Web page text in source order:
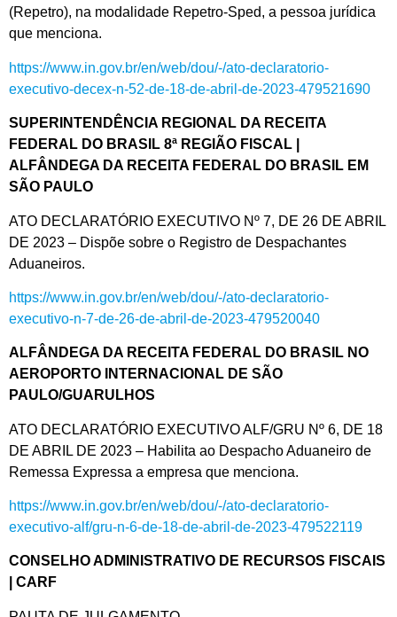
(Repetro), na modalidade Repetro-Sped, a pessoa jurídica
que menciona.
https://www.in.gov.br/en/web/dou/-/ato-declaratorio-
executivo-decex-n-52-de-18-de-abril-de-2023-479521690
SUPERINTENDÊNCIA REGIONAL DA RECEITA
FEDERAL DO BRASIL 8ª REGIÃO FISCAL |
ALFÂNDEGA DA RECEITA FEDERAL DO BRASIL EM
SÃO PAULO
ATO DECLARATÓRIO EXECUTIVO Nº 7, DE 26 DE ABRIL
DE 2023 – Dispõe sobre o Registro de Despachantes
Aduaneiros.
https://www.in.gov.br/en/web/dou/-/ato-declaratorio-
executivo-n-7-de-26-de-abril-de-2023-479520040
ALFÂNDEGA DA RECEITA FEDERAL DO BRASIL NO
AEROPORTO INTERNACIONAL DE SÃO
PAULO/GUARULHOS
ATO DECLARATÓRIO EXECUTIVO ALF/GRU Nº 6, DE 18
DE ABRIL DE 2023 – Habilita ao Despacho Aduaneiro de
Remessa Expressa a empresa que menciona.
https://www.in.gov.br/en/web/dou/-/ato-declaratorio-
executivo-alf/gru-n-6-de-18-de-abril-de-2023-479522119
CONSELHO ADMINISTRATIVO DE RECURSOS FISCAIS
| CARF